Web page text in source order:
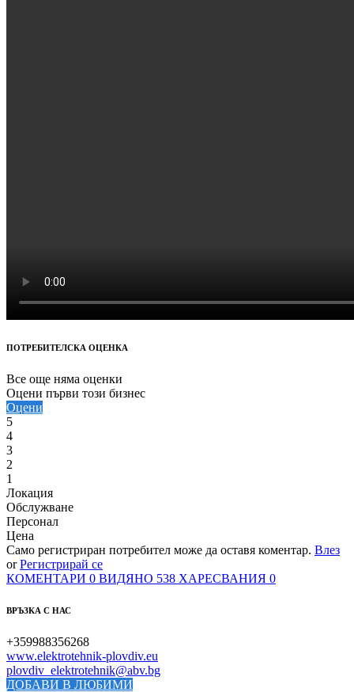
ПОТРЕБИТЕЛСКА ОЦЕНКА
Все още няма оценки
Оцени първи този бизнес
Оцени
5
4
3
2
1
Локация
Обслужване
Персонал
Цена
Само регистриран потребител може да оставя коментар. Влез
orРегистрирай се
КОМЕНТАРИ 0 ВИДЯНО 538 ХАРЕСВАНИЯ 0
ВРЪЗКА С НАС
+359988356268
www.elektrotehnik-plovdiv.eu
plovdiv_elektrotehnik@abv.bg
ДОБАВИ В ЛЮБИМИ